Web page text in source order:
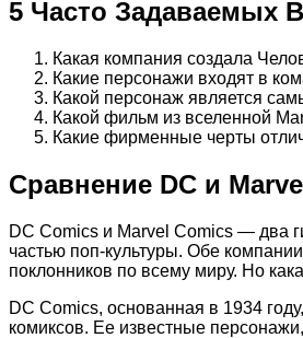
5 Часто Задаваемых
Какая компания создала
Какие персонажи входят в
Какой персонаж является
Какой фильм из вселенной
Какие фирменные черты
Сравнение DC и
DC Comics и Marvel Comics — два
частью поп-культуры. Обе
поклонников по всему миру. Но
DC Comics, основанная в 1934
комиксов. Ее известные